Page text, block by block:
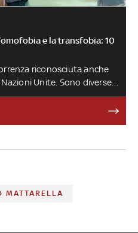
e la transfobia: 10
riconosciuta anche
Unite. Sono diverse
la storia del cinema e che
legate alla sfera
MATTARELLA